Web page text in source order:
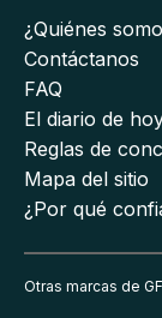
¿Quiénes
Contáctanos
FAQ
El diario de
Reglas de
Mapa del sitio
¿Por qué
Otras marcas de